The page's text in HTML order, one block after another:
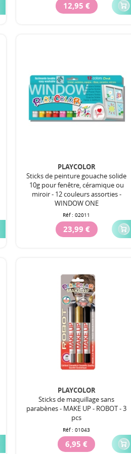
12,95 €
PLAYCOLOR
Sticks de peinture gouache solide
10g pour fenêtre, céramique ou
miroir - 12 couleurs assorties -
WINDOW ONE
Réf :02011
23,99 €
PLAYCOLOR
Sticks de maquillage sans
parabènes - MAKE UP - ROBOT - 3
pcs
Réf :01043
6,95 €